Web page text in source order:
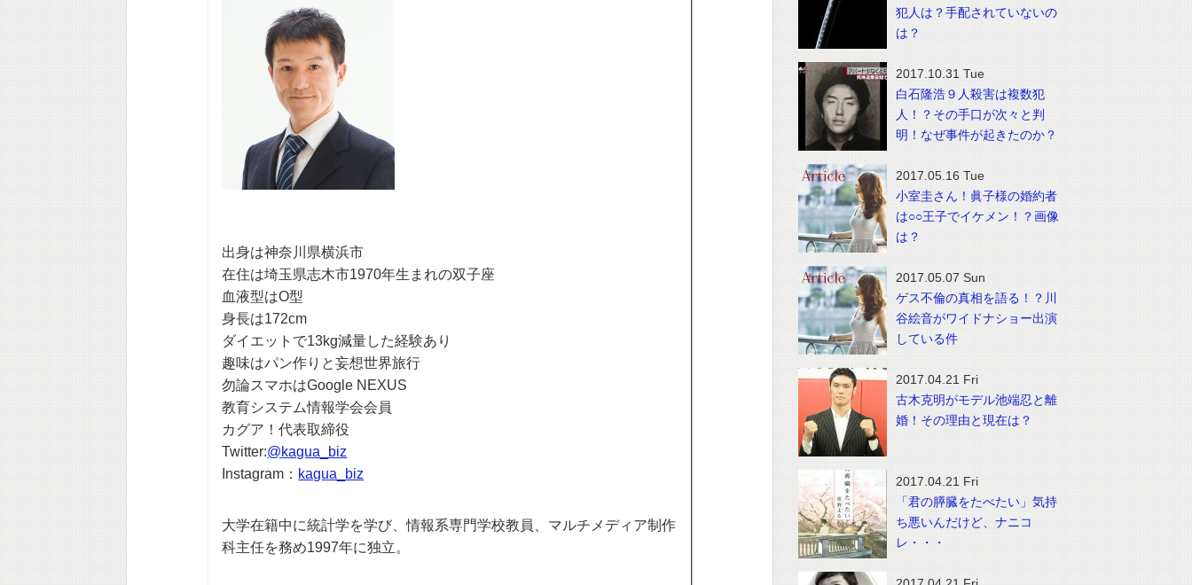
出身は神奈川県横浜市
在住は埼玉県志木市1970年生まれの双子座
血液型はO型
身長は172cm
ダイエットで13kg減量した経験あり
趣味はパン作りと妄想世界旅行
勿論スマホはGoogle NEXUS
教育システム情報学会会員
カグア！代表取締役
Twitter:@kagua_biz
Instagram： kagua_biz
大学在籍中に統計学を学び、情報系専門学校教員、マルチメディア制作
科主任を務め1997年に独立。
犯人は？手配されていないの
は？
2017.10.31 Tue
白石隆浩９人殺害は複数犯
人！？その手口が次々と判
明！なぜ事件が起きたのか？
2017.05.16 Tue
小室圭さん！眞子様の婚約者
は○○王子でイケメン！？画像
は？
2017.05.07 Sun
ゲス不倫の真相を語る！？川
谷絵音がワイドナショー出演
している件
2017.04.21 Fri
古木克明がモデル池端忍と離
婚！その理由と現在は？
2017.04.21 Fri
「君の膵臓をたべたい」気持
ち悪いんだけど、ナニコ
レ・・・